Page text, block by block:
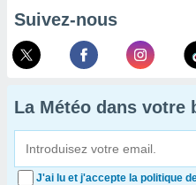
Suivez-nous
La Météo dans votre
J'ai lu et j'accepte la politique